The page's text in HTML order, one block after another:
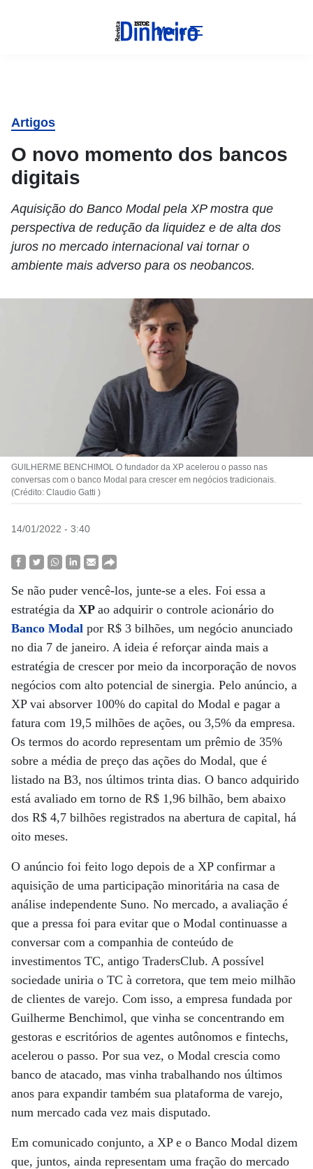
Menu
Artigos
O novo momento dos bancos
digitais
Aquisição do Banco Modal pela XP mostra que
perspectiva de redução da liquidez e de alta dos
juros no mercado internacional vai tornar o
ambiente mais adverso para os neobancos.
GUILHERME BENCHIMOL O fundador da XP acelerou o passo nas
conversas com o banco Modal para crescer em negócios tradicionais.
(Crédito: Claudio Gatti )
14/01/2022 - 3:40
Se não puder vencê-los, junte-se a eles. Foi essa a
estratégia da XP ao adquirir o controle acionário do
Banco Modal por R$ 3 bilhões, um negócio anunciado
no dia 7 de janeiro. A ideia é reforçar ainda mais a
estratégia de crescer por meio da incorporação de novos
negócios com alto potencial de sinergia. Pelo anúncio, a
XP vai absorver 100% do capital do Modal e pagar a
fatura com 19,5 milhões de ações, ou 3,5% da empresa.
Os termos do acordo representam um prêmio de 35%
sobre a média de preço das ações do Modal, que é
listado na B3, nos últimos trinta dias. O banco adquirido
está avaliado em torno de R$ 1,96 bilhão, bem abaixo
dos R$ 4,7 bilhões registrados na abertura de capital, há
oito meses.
O anúncio foi feito logo depois de a XP confirmar a
aquisição de uma participação minoritária na casa de
análise independente Suno. No mercado, a avaliação é
que a pressa foi para evitar que o Modal continuasse a
conversar com a companhia de conteúdo de
investimentos TC, antigo TradersClub. A possível
sociedade uniria o TC à corretora, que tem meio milhão
de clientes de varejo. Com isso, a empresa fundada por
Guilherme Benchimol, que vinha se concentrando em
gestoras e escritórios de agentes autônomos e fintechs,
acelerou o passo. Por sua vez, o Modal crescia como
banco de atacado, mas vinha trabalhando nos últimos
anos para expandir também sua plataforma de varejo,
num mercado cada vez mais disputado.
Em comunicado conjunto, a XP e o Banco Modal dizem
que, juntos, ainda representam uma fração do mercado